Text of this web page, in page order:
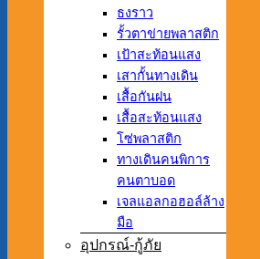
ธงราว
รั้วตาข่ายพลาสติก
เป้าสะท้อนแสง
เสากั้นทางเดิน
เสื้อกันฝน
เสื้อสะท้อนแสง
โซ่พลาสติก
ทางเดินคนพิการ
คนตาบอด
เจลแอลกอฮอล์ล้าง
มือ
อุปกรณ์-กู้ภัย